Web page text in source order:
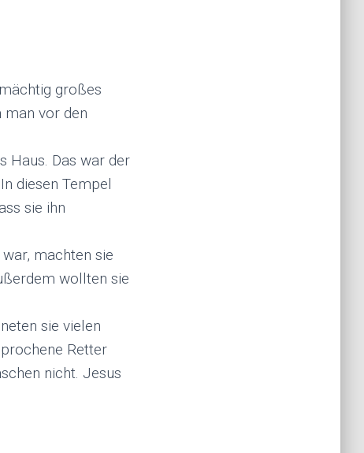
großes
man vor den
Haus. Das war der
diesen Tempel
sie ihn
machten sie
wollten sie
sie vielen
Retter
nicht. Jesus